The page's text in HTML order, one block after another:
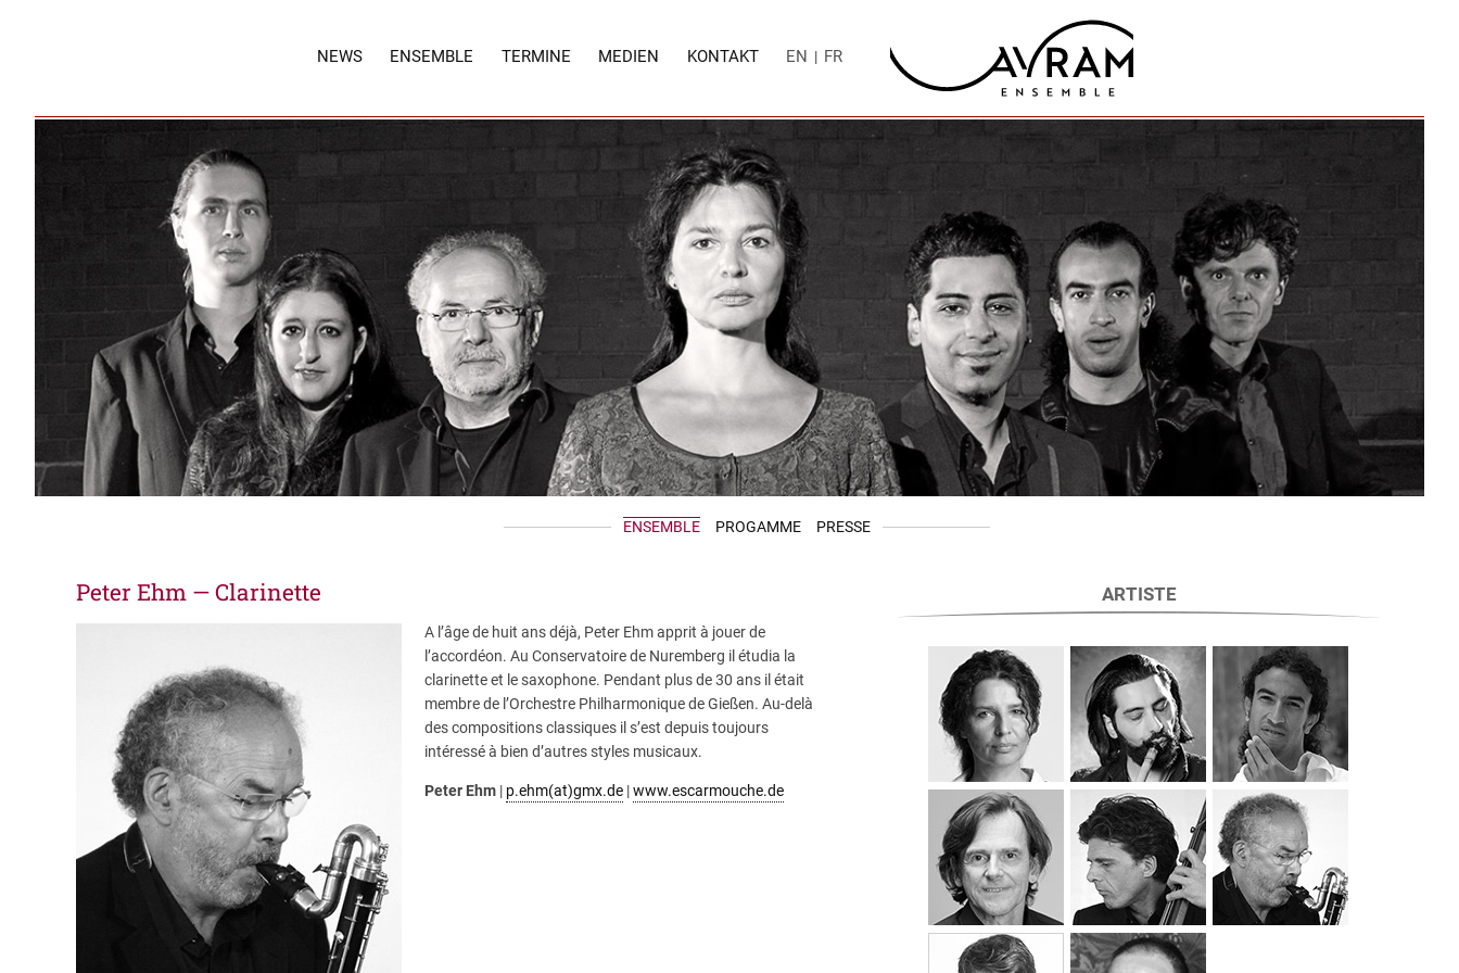
NEWS ENSEMBLE TERMINE MEDIEN KONTAKT EN | FR
ENSEMBLE PROGAMME PRESSE
Peter Ehm — Clarinette
A l’âge de huit ans déjà, Peter Ehm apprit à jouer de
l’accordéon. Au Conservatoire de Nuremberg il étudia la
clarinette et le saxophone. Pendant plus de 30 ans il était
membre de l’Orchestre Philharmonique de Gießen. Au-delà
des compositions classiques il s’est depuis toujours
intéressé à bien d’autres styles musicaux.
Peter Ehm | p.ehm(at)gmx.de |www.escarmouche.de
ARTISTE